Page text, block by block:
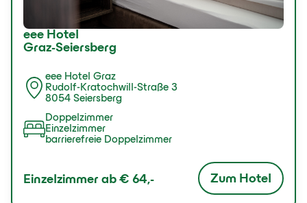
eee Hotel
Graz-Seiersberg
eee Hotel Graz
Rudolf-Kratochwill-Straße 3
8054 Seiersberg
Doppelzimmer
Einzelzimmer
barrierefreie Doppelzimmer
Einzelzimmer ab € 64,- Zum Hotel